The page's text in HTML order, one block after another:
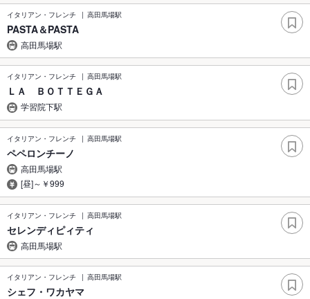
イタリアン・フレンチ 高田馬場駅
PASTA＆PASTA
高田馬場駅
イタリアン・フレンチ 高田馬場駅
ＬＡ ＢＯＴＴＥＧＡ
学習院下駅
イタリアン・フレンチ 高田馬場駅
ペペロンチーノ
高田馬場駅
[昼]～￥999
イタリアン・フレンチ 高田馬場駅
セレンディピィティ
高田馬場駅
イタリアン・フレンチ 高田馬場駅
シェフ・ワカヤマ